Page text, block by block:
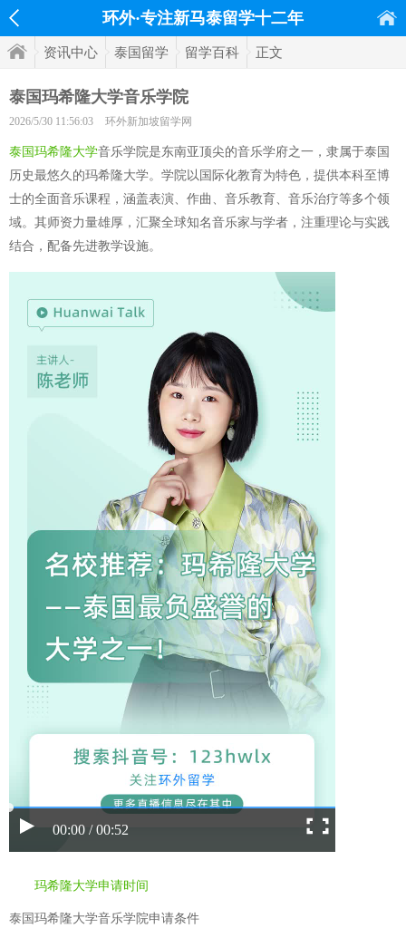
环外·专注新马泰留学十二年
资讯中心 泰国留学 留学百科 正文
泰国玛希隆大学音乐学院
2026/5/30 11:56:03 环外新加坡留学网
泰国玛希隆大学音乐学院是东南亚顶尖的音乐学府之一，隶属于泰国
历史最悠久的玛希隆大学。学院以国际化教育为特色，提供本科至博
士的全面音乐课程，涵盖表演、作曲、音乐教育、音乐治疗等多个领
域。其师资力量雄厚，汇聚全球知名音乐家与学者，注重理论与实践
结合，配备先进教学设施。
00:00 / 00:52
玛希隆大学申请时间
泰国玛希隆大学音乐学院申请条件